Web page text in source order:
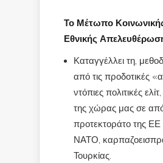
Το Μέτωπο
Εθνικής
Καταγγέλλει τη,
από τις προδοτικές
ντόπιες πολιτικές
της χώρας μας σε
προτεκτοράτο της ΕΕ
ΝΑΤΟ,
Τουρκίας.